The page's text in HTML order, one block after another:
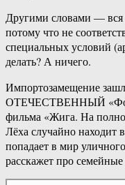
Другими словами — вся
потому что не
специальных условий
делать? А ничего.
Импортозамещение
ОТЕЧЕСТВЕННЫЙ
фильма «Жига. На
Лёха случайно находит
попадает в мир
расскажет про